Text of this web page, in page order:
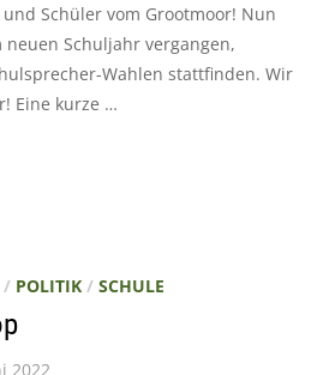
Schüler vom Grootmoor! Nun
Schuljahr vergangen,
Wahlen stattfinden. Wir
Eine kurze …
POLITIK/ SCHULE
2022